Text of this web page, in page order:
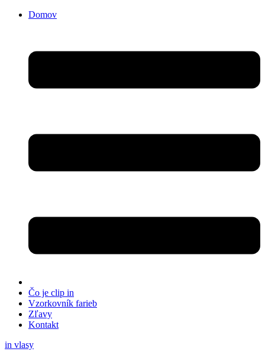
Domov
Čo je clip in
Vzorkovník farieb
Zľavy
Kontakt
in vlasy